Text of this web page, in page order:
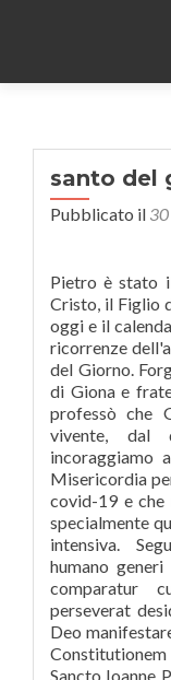
santo del
Pubblicato il
Pietro è stato
Cristo, il Figlio
oggi e il
ricorrenze
del Giorno.
di Giona e
professò che
vivente, dal
incoraggiamo
Misericordia
covid-19 e che
specialmente
intensiva.
humano
comparatur
perseverat
Deo
Sancto Ioanne